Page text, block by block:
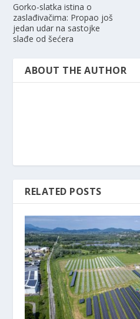
Gorko-slatka istina o
zaslađivačima: Propao još
jedan udar na sastojke
slađe od šećera
ABOUT THE AUTHOR
RELATED POSTS